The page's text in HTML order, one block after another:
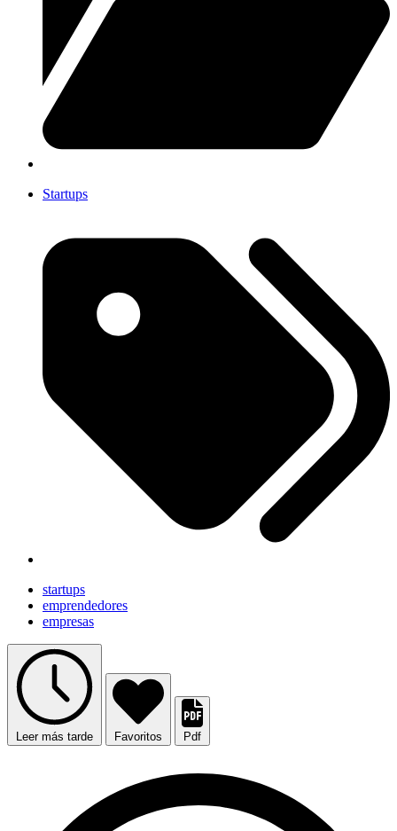
Startups
startups
emprendedores
empresas
Leer más tarde Favoritos Pdf